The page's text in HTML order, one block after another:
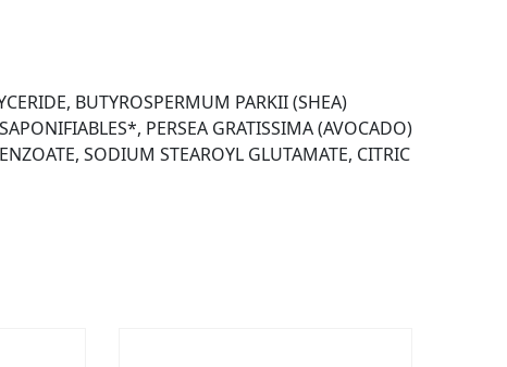
BUTYROSPERMUM PARKII (SHEA)
PERSEA GRATISSIMA (AVOCADO)
SODIUM STEAROYL GLUTAMATE, CITRIC